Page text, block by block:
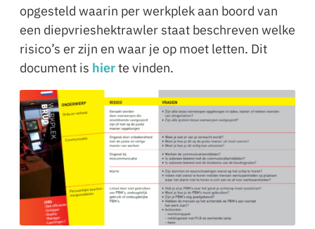
opgesteld waarin per werkplek aan boord van
een diepvrieshektrawler staat beschreven welke
risico’s er zijn en waar je op moet letten. Dit
document is hierte vinden.